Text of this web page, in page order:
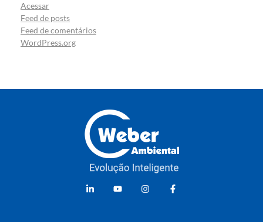
Acessar
Feed de posts
Feed de comentários
WordPress.org